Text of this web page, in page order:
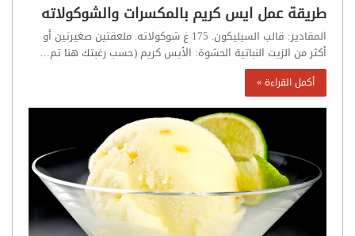
طريقة عمل ايس كريم بالمكسرات والشوكولاته
المقادير: قالب السيليكون. 175 غ شوكولاته. ملعقتين صغيرتين أو
أكثر من الزيت النباتية الحشوة: الأيس كريم (حسب رغبتك هنا تم…
أكمل القراءة »